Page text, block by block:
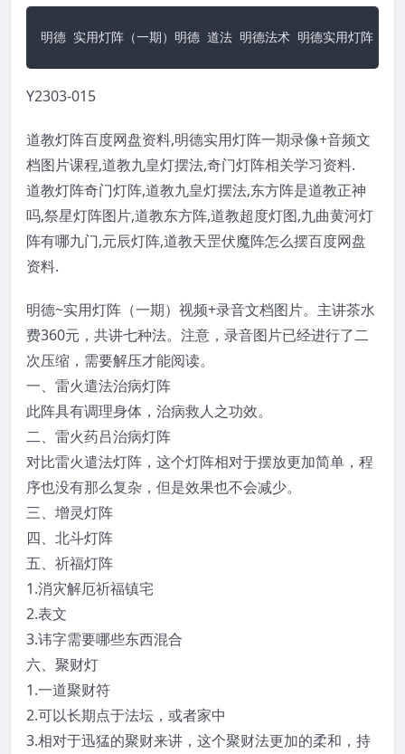
明德 实用灯阵（一期）明德 道法 明德法术 明德实用灯阵 一
Y2303-015
道教灯阵百度网盘资料,明德实用灯阵一期录像+音频文
档图片课程,道教九皇灯摆法,奇门灯阵相关学习资料.
道教灯阵奇门灯阵,道教九皇灯摆法,东方阵是道教正神
吗,祭星灯阵图片,道教东方阵,道教超度灯图,九曲黄河灯
阵有哪九门,元辰灯阵,道教天罡伏魔阵怎么摆百度网盘
资料.
明德~实用灯阵（一期）视频+录音文档图片。主讲茶水
费360元，共讲七种法。注意，录音图片已经进行了二
次压缩，需要解压才能阅读。
一、雷火遣法治病灯阵
此阵具有调理身体，治病救人之功效。
二、雷火药吕治病灯阵
对比雷火遣法灯阵，这个灯阵相对于摆放更加简单，程
序也没有那么复杂，但是效果也不会减少。
三、增灵灯阵
四、北斗灯阵
五、祈福灯阵
1.消灾解厄祈福镇宅
2.表文
3.讳字需要哪些东西混合
六、聚财灯
1.一道聚财符
2.可以长期点于法坛，或者家中
3.相对于迅猛的聚财来讲，这个聚财法更加的柔和，持